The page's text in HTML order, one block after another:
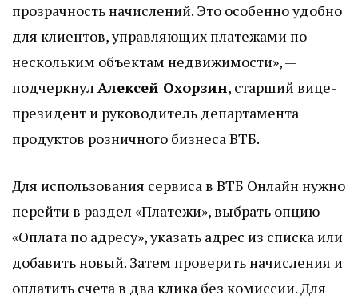
прозрачность начислений. Это особенно удобно
для клиентов, управляющих платежами по
нескольким объектам недвижимости», —
подчеркнул Алексей Охорзин, старший вице-
президент и руководитель департамента
продуктов розничного бизнеса ВТБ.
Для использования сервиса в ВТБ Онлайн нужно
перейти в раздел «Платежи», выбрать опцию
«Оплата по адресу», указать адрес из списка или
добавить новый. Затем проверить начисления и
оплатить счета в два клика без комиссии. Для